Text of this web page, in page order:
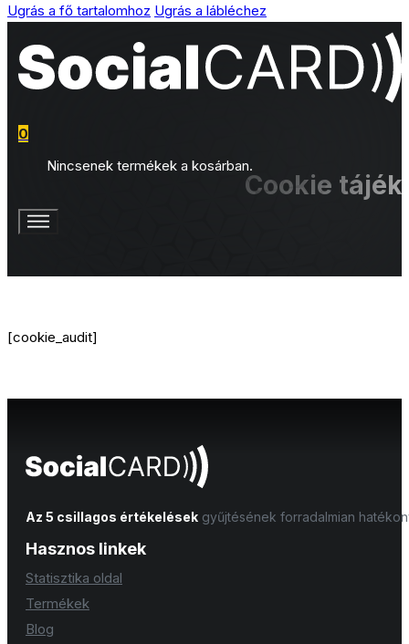
Ugrás a fő tartalomhoz Ugrás a lábléchez
0
Nincsenek termékek a kosárban.
Cookie
[cookie_audit]
Az 5 csillagos értékelések gyűjtésének forradalmian
Hasznos linkek
Statisztika oldal
Termékek
Blog